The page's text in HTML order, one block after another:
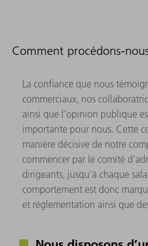
Comment procédons-
La confiance que nous
commerciaux, nos
ainsi que l’opinion publique
importante pour nous. Cette
manière décisive de notre
commencer par le comité
dirigeants, jusqu’à chaque
comportement est donc
et réglementation ainsi que